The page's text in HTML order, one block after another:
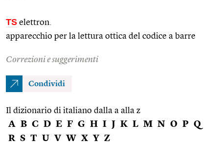
TS elettron.
apparecchio per la lettura ottica del codice a barre
Correzioni e suggerimenti
Condividi
Il dizionario di italiano dalla a alla z
A B C D E F G H I J K L M N O P Q
R S T U V W X Y Z